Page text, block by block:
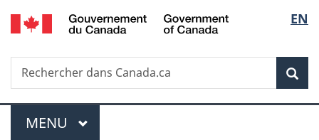
Passer
au
principal
Passer
à
Au
du
Passer
à
version
simplifiée
de
la
EN
Recherche
Rechercher
dans
Menu
MENU PRINCIPAL